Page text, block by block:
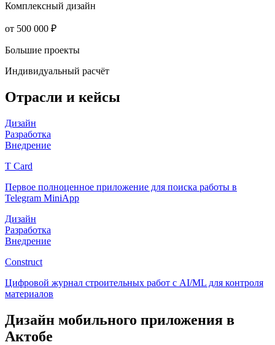
Комплексный дизайн
от 500 000 ₽
Большие проекты
Индивидуальный расчёт
Отрасли и кейсы
Дизайн
Разработка
Внедрение
T Card
Первое полноценное приложение для поиска работы в
Telegram MiniApp
Дизайн
Разработка
Внедрение
Construct
Цифровой журнал строительных работ с AI/ML для контроля
материалов
Дизайн мобильного приложения в
Актобе